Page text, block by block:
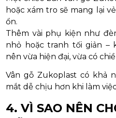
hoặc xám tro sẽ mang lại
ổn.
Thêm vài phụ kiện như
nhỏ hoặc tranh tối giản –
nên vừa hiện đại, vừa có
Vân gỗ Zukoplast có khả
mắt dễ chịu hơn khi làm
4. VÌ SAO NÊN